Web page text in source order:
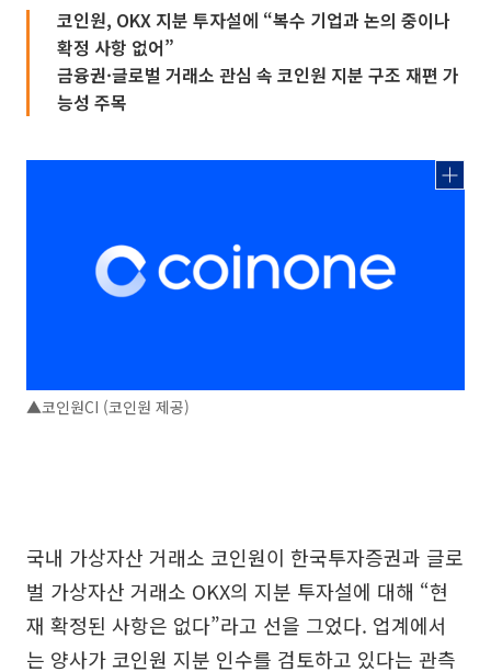
코인원, OKX 지분 투자설에 “복수 기업과 논의 중이나
확정 사항 없어”
금융권·글로벌 거래소 관심 속 코인원 지분 구조 재편 가
능성 주목
▲코인원CI (코인원 제공)
국내 가상자산 거래소 코인원이 한국투자증권과 글로
벌 가상자산 거래소 OKX의 지분 투자설에 대해 “현
재 확정된 사항은 없다”라고 선을 그었다. 업계에서
는 양사가 코인원 지분 인수를 검토하고 있다는 관측